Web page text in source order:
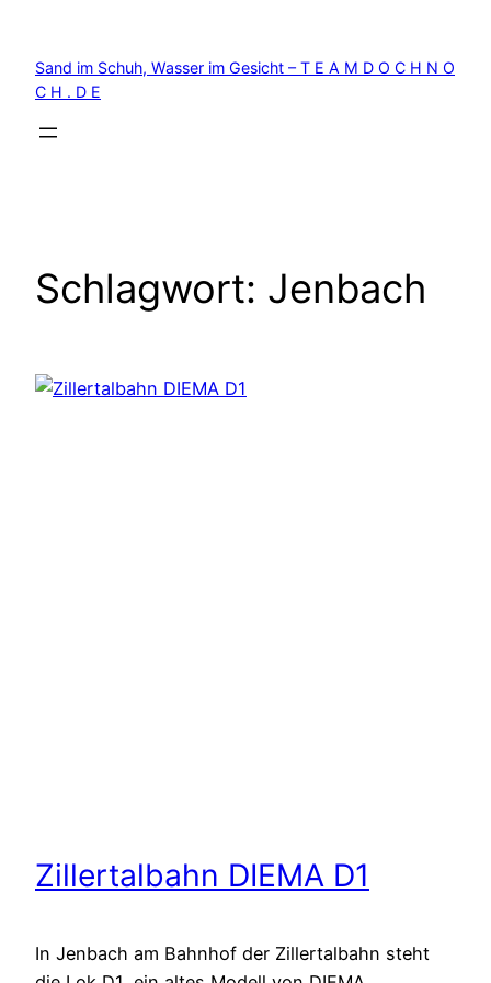
springen
Sand im Schuh, Wasser im Gesicht – T E A M D O C H N O
C H . D E
Schlagwort: Jenbach
Zillertalbahn DIEMA D1
In Jenbach am Bahnhof der Zillertalbahn steht